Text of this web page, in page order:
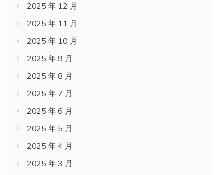
2025 年 12 月
2025 年 11 月
2025 年 10 月
2025 年 9 月
2025 年 8 月
2025 年 7 月
2025 年 6 月
2025 年 5 月
2025 年 4 月
2025 年 3 月